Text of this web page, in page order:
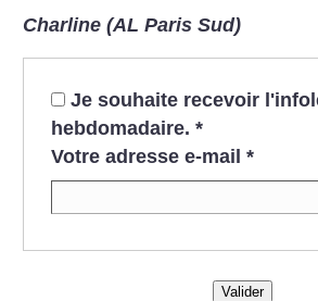
Charline (AL Paris Sud)
Je souhaite recevoir
hebdomadaire. *
Votre adresse e-mail *
Valider